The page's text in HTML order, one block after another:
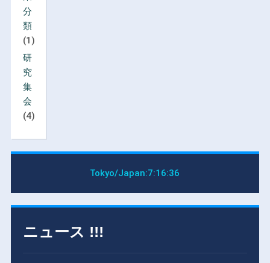
分
類
(1)
研
究
集
会
(4)
Tokyo/Japan:7:16:37
ニュース !!!